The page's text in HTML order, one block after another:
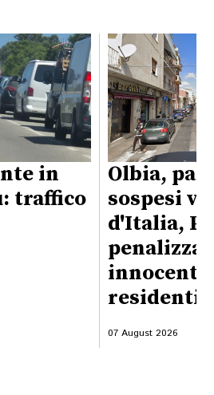
in
traffico
Olbia,
sospesi
d'Italia,
residenti
07 August 2026